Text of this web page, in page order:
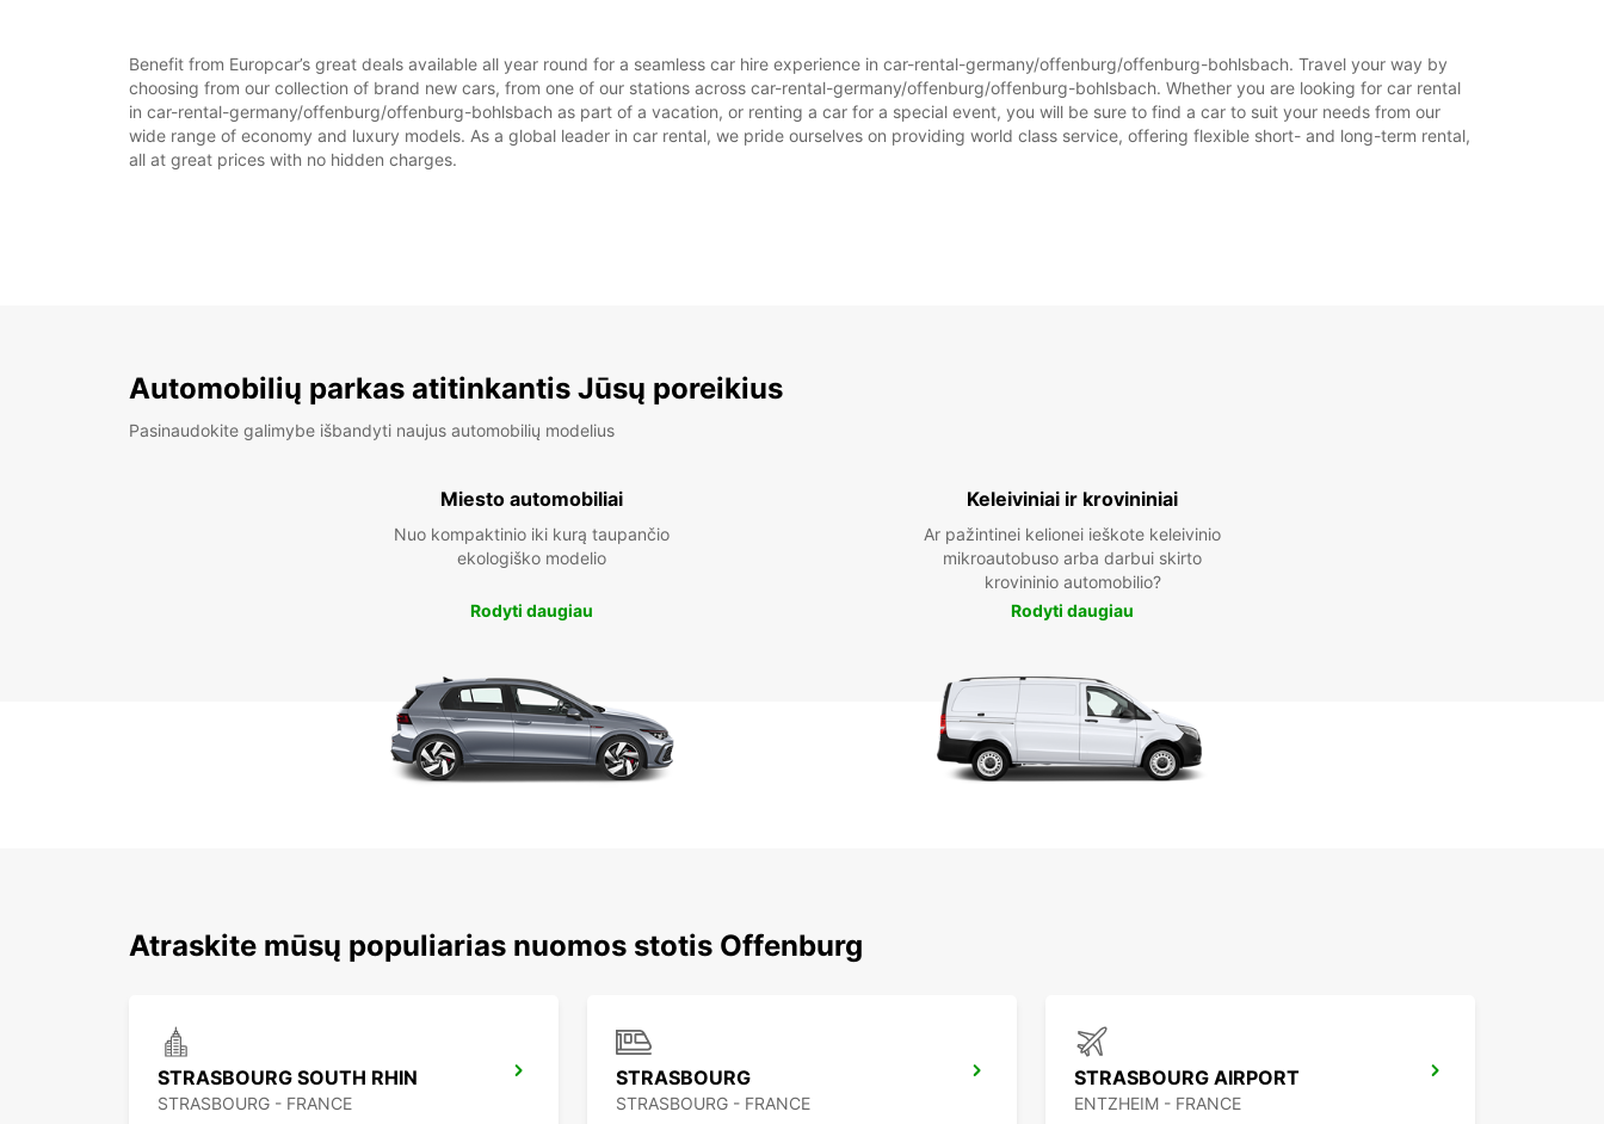
Benefit from Europcar’s great deals available all year round for a seamless car hire experience in car-rental-germany/offenburg/offenburg-bohlsbach. Travel your way by
choosing from our collection of brand new cars, from one of our stations across car-rental-germany/offenburg/offenburg-bohlsbach. Whether you are looking for car rental
in car-rental-germany/offenburg/offenburg-bohlsbach as part of a vacation, or renting a car for a special event, you will be sure to find a car to suit your needs from our
wide range of economy and luxury models. As a global leader in car rental, we pride ourselves on providing world class service, offering flexible short- and long-term rental,
all at great prices with no hidden charges.
Automobilių parkas atitinkantis Jūsų poreikius
Pasinaudokite galimybe išbandyti naujus automobilių modelius
Miesto automobiliai
Nuo kompaktinio iki kurą taupančio
ekologiško modelio
Rodyti daugiau
Keleiviniai ir krovininiai
Ar pažintinei kelionei ieškote keleivinio
mikroautobuso arba darbui skirto
krovininio automobilio?
Rodyti daugiau
Atraskite mūsų populiarias nuomos stotis Offenburg
STRASBOURG SOUTH RHIN
STRASBOURG - FRANCE
STRASBOURG
STRASBOURG - FRANCE
STRASBOURG AIRPORT
ENTZHEIM - FRANCE